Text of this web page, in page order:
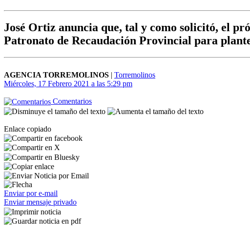
José Ortiz anuncia que, tal y como solicitó, el
Patronato de Recaudación Provincial para
AGENCIA TORREMOLINOS | Torremolinos
Miércoles, 17 Febrero 2021 a las 5:29 pm
Comentarios
Enlace copiado
Enviar por e-mail
Enviar mensaje privado